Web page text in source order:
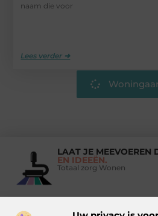
naam die voor
Lees verder ➜
LAAT JE MEEVOEREN
EN IDEEËN.
Totaal zorg Wonen